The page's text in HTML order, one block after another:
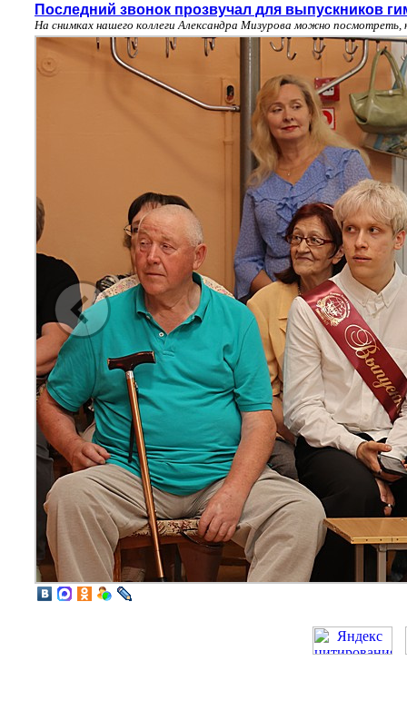
Последний звонок прозвучал для выпускников
На снимках нашего коллеги Александра Мизурова можно посмотреть,